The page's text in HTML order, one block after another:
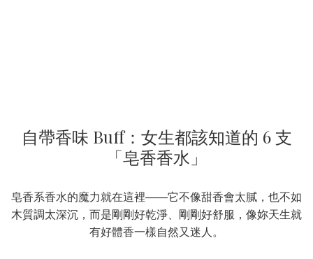
自帶香味 Buff：女生都該知道的 6 支
「皂香香水」
皂香系香水的魔力就在這裡——它不像甜香會太膩，也不如
木質調太深沉，而是剛剛好乾淨、剛剛好舒服，像妳天生就
有好體香一樣自然又迷人。